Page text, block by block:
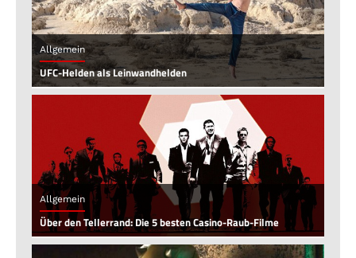
Allgemein
UFC-Helden als Leinwandhelden
Allgemein
Über den Tellerrand: Die 5 besten Casino-Raub-Filme